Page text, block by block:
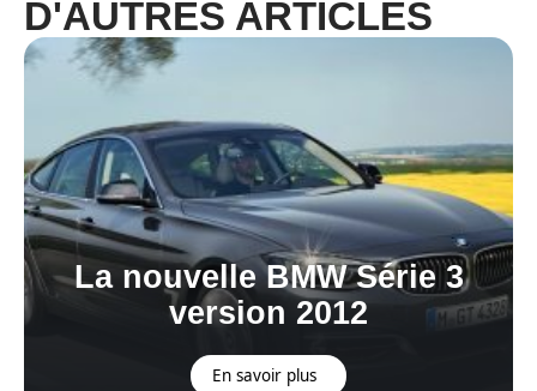
D'AUTRES ARTICLES
La nouvelle BMW Série 3
version 2012
En savoir plus